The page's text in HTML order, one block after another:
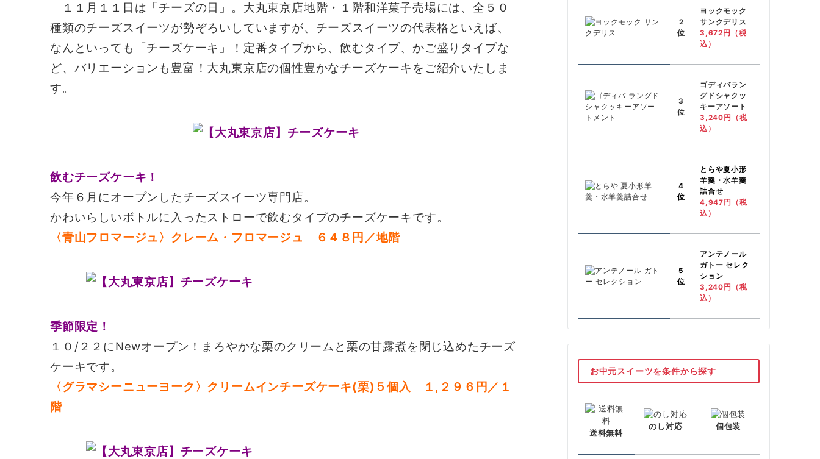
１１月１１日は「チーズの日」。大丸東京店地階・１階和洋菓子売場には、全５０
種類のチーズスイーツが勢ぞろいしていますが、チーズスイーツの代表格といえば、
なんといっても「チーズケーキ」！定番タイプから、飲むタイプ、かご盛りタイプな
ど、バリエーションも豊富！大丸東京店の個性豊かなチーズケーキをご紹介いたしま
す。
飲むチーズケーキ！
今年６月にオープンしたチーズスイーツ専門店。
かわいらしいボトルに入ったストローで飲むタイプのチーズケーキです。
〈青山フロマージュ〉クレーム・フロマージュ ６４８円／地階
季節限定！
１０/２２にNewオープン！まろやかな栗のクリームと栗の甘露煮を閉じ込めたチーズ
ケーキです。
〈グラマシーニューヨーク〉クリームインチーズケーキ(栗)５個入 １,２９６円／１
階
2
位
ヨックモック
サンクデリス
3,672円（税
込）
3
位
ゴディバラン
グドシャクッ
キーアソート
3,240円（税
込）
4
位
とらや夏小形
羊羹・水羊羹
詰合せ
4,947円（税
込）
5
位
アンテノール
ガトー セレク
ション
3,240円（税
込）
お中元スイーツを条件から探す
送料無料
のし対応 個包装